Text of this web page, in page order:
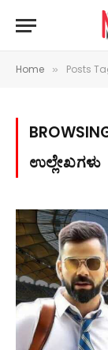
Home » Posts
ಉಲ್ಲೇಖಗಳು